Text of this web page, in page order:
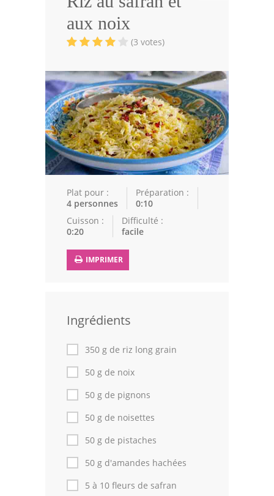
Volailles
Cuisines Orientales
Recettes marocaine
Cuisine Algérienne
Cuisine Tunisienne
Cuisine Juive
Cuisine Libanaise
Astuces de cuisine
Fêtes Religieuses
Chefs
Forum
Thèmes
Espace Personnel
aux noix
(3 votes)
Plat pour :
4 personnes
Préparation :
0:10
Cuisson :
0:20
Difficulté :
facile
IMPRIMER
Ingrédients
350 g de riz long grain
50 g de noix
50 g de pignons
50 g de noisettes
50 g de pistaches
50 g d'amandes hachées
5 à 10 fleurs de safran